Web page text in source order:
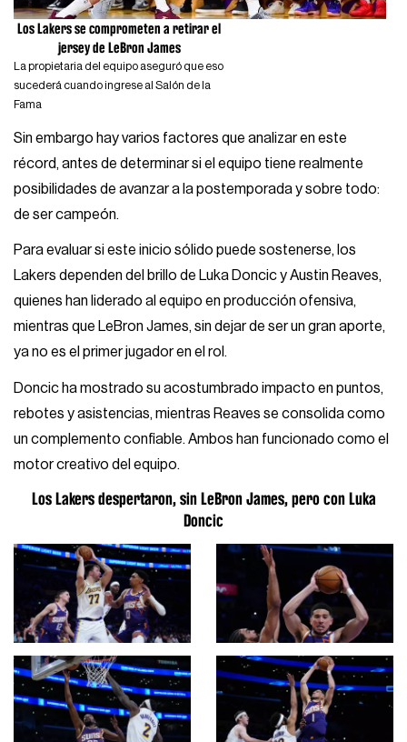
Los Lakers se comprometen a retirar el
jersey de LeBron James
La propietaria del equipo aseguró que eso
sucederá cuando ingrese al Salón de la
Fama
Sin embargo hay varios factores que analizar en este
récord, antes de determinar si el equipo tiene realmente
posibilidades de avanzar a la postemporada y sobre todo:
de ser campeón.
Para evaluar si este inicio sólido puede sostenerse, los
Lakers dependen del brillo de Luka Doncic y Austin Reaves,
quienes han liderado al equipo en producción ofensiva,
mientras que LeBron James, sin dejar de ser un gran aporte,
ya no es el primer jugador en el rol.
Doncic ha mostrado su acostumbrado impacto en puntos,
rebotes y asistencias, mientras Reaves se consolida como
un complemento confiable. Ambos han funcionado como el
motor creativo del equipo.
Los Lakers despertaron, sin LeBron James, pero con Luka
Doncic